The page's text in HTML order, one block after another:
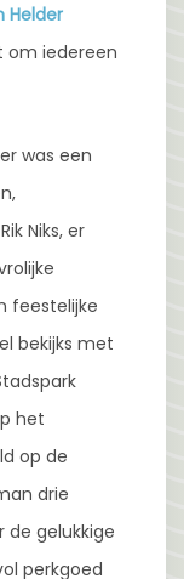
Helder
om iedereen
was een
Niks, er
feestelijke
bekijks met
het
op de
drie
de gelukkige
perkgoed